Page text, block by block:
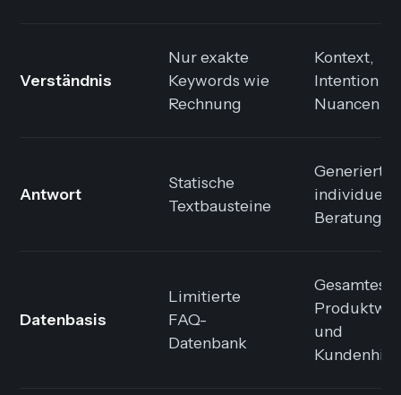
Verständnis
Nur exakte
Keywords wie
Rechnung
Kontext,
Intention
Nuancen
Antwort
Statische
Textbausteine
Generierte,
individuelle
Beratung
Datenbasis
Limitierte
FAQ-
Datenbank
Gesamtes
und